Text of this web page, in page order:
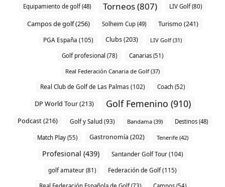
Equipamiento de golf (48) Torneos (807) LIV Golf (80)
Campos de golf (256) Solheim Cup (49) Turismo (241)
PGA España (105) Clubs (203) LIV Golf (31)
Golf profesional (78) Canarias (51)
Real Federación Canaria de Golf (37)
Real Club de Golf de Las Palmas (102) Coach (52)
DP World Tour (213) Golf Femenino (910)
Podcast (216) Golf y Salud (93) Bandama (39) Destinos (48)
Match Play (55) Gastronomía (202) Tenerife (42)
Profesional (439) Santander Golf Tour (104)
golf amateur (81) Federación de Golf (115)